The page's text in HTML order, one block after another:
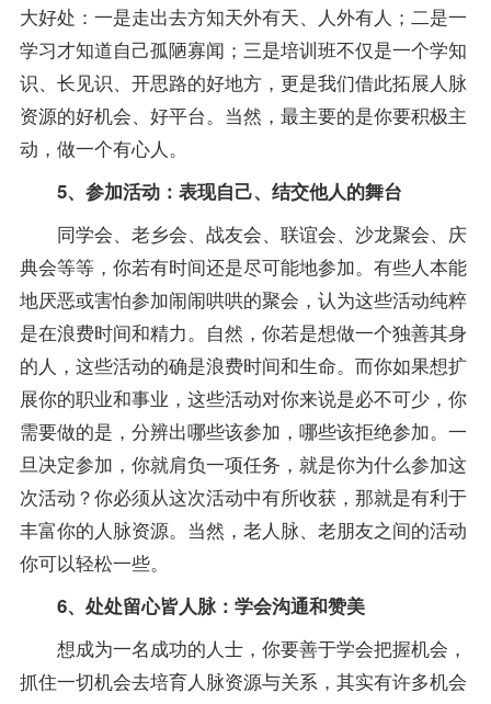
大好处：一是走出去方知天外有天、人外有人；二是一
学习才知道自己孤陋寡闻；三是培训班不仅是一个学知
识、长见识、开思路的好地方，更是我们借此拓展人脉
资源的好机会、好平台。当然，最主要的是你要积极主
动，做一个有心人。
5、参加活动：表现自己、结交他人的舞台
同学会、老乡会、战友会、联谊会、沙龙聚会、庆
典会等等，你若有时间还是尽可能地参加。有些人本能
地厌恶或害怕参加闹闹哄哄的聚会，认为这些活动纯粹
是在浪费时间和精力。自然，你若是想做一个独善其身
的人，这些活动的确是浪费时间和生命。而你如果想扩
展你的职业和事业，这些活动对你来说是必不可少，你
需要做的是，分辨出哪些该参加，哪些该拒绝参加。一
旦决定参加，你就肩负一项任务，就是你为什么参加这
次活动？你必须从这次活动中有所收获，那就是有利于
丰富你的人脉资源。当然，老人脉、老朋友之间的活动
你可以轻松一些。
6、处处留心皆人脉：学会沟通和赞美
想成为一名成功的人士，你要善于学会把握机会，
抓住一切机会去培育人脉资源与关系，其实有许多机会